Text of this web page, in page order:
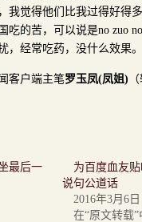
我觉得他们比我过得好得
吃的苦，可以说是no zuo
，经常吃药，没什么效果。
客户端主笔罗玉凤(凤姐)
最后一
为百度血友
说句公道话
2016年3月6日
在“原文转载”